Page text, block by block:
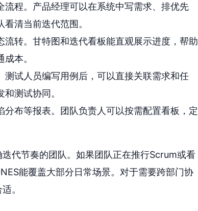
流程。产品经理可以在系统中写需求、排优先
清当前迭代范围。
流转。甘特图和迭代看板能直观展示进度，帮助
本。
试人员编写用例后，可以直接关联需求和任
测试协同。
布等报表。团队负责人可以按需配置看板，定
代节奏的团队。如果团队正在推行Scrum或看
能覆盖大部分日常场景。对于需要跨部门协
。